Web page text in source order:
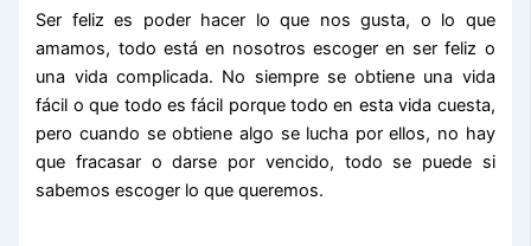
Ser feliz es poder hacer lo que nos gusta, o lo que
amamos, todo está en nosotros escoger en ser feliz o
una vida complicada. No siempre se obtiene una vida
fácil o que todo es fácil porque todo en esta vida cuesta,
pero cuando se obtiene algo se lucha por ellos, no hay
que fracasar o darse por vencido, todo se puede si
sabemos escoger lo que queremos.